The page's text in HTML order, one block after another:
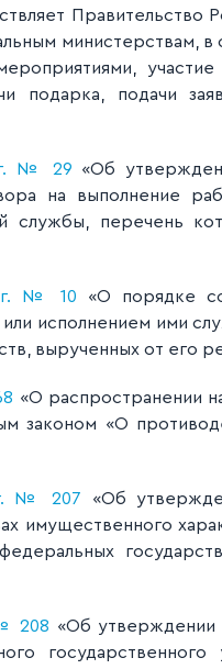
Правительство
министерствам, в
подарка, подачи
г. № 29 «Об
на выполнение
службы, перечень
г. № 10 «О порядке
исполнением ими
вырученных от его
«О распространении
законом «О
г. № 207 «Об
имущественного
208 «Об утверждении